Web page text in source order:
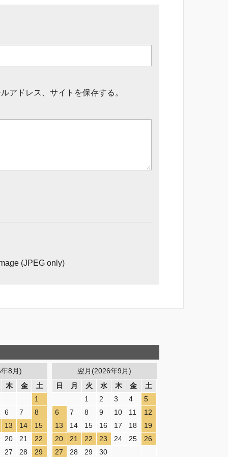
アドレス、サイトを保存する。
(JPEG only)
8月)
木 金
土
1
6 7
8
13 14
15
20 21
22
27 28
29
翌月(2026年9月)
日
月 火 水 木 金
土
1
2 3 4
5
6
7 8 9 10 11
12
13
14 15 16 17 18
19
20
21 22 23 24 25
26
27
28 29
30